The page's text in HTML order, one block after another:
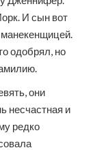
И сын вот
манекенщицей.
одобрял, но
они
несчастная и
редко